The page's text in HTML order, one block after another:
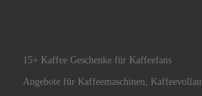
15+ Kaffee Geschenke für Kaffeefans
Angebote für Kaffeemaschinen,